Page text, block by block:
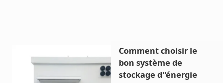
Comment choisir le
bon système de
stockage d''énergie